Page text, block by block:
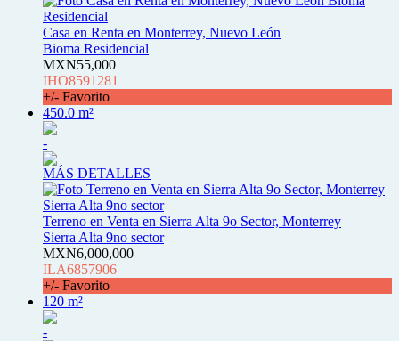
Casa en Renta en Monterrey, Nuevo León
Bioma Residencial
MXN55,000
IHO8591281
+/- Favorito
450.0 m²
-
MÁS DETALLES
Terreno en Venta en Sierra Alta 9o Sector, Monterrey
Sierra Alta 9no sector
MXN6,000,000
ILA6857906
+/- Favorito
120 m²
-